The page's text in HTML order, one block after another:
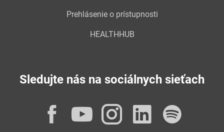
Prehlásenie o prístupnosti
HEALTHHUB
Sledujte nás na sociálnych sieťach
Facebook
YouTube
Instagram